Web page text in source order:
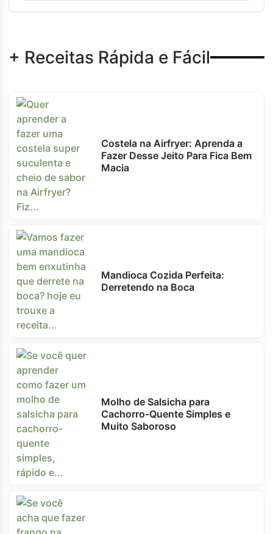
+ Receitas Rápida e Fácil
Costela na Airfryer: Aprenda a
Fazer Desse Jeito Para Fica Bem
Macia
Mandioca Cozida Perfeita:
Derretendo na Boca
Molho de Salsicha para
Cachorro-Quente Simples e
Muito Saboroso